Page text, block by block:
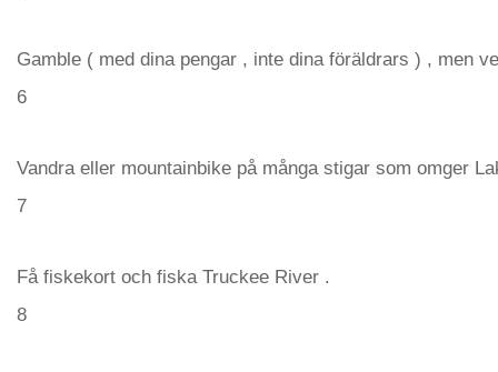
Gamble ( med dina pengar , inte dina föräldrars ) , men
6
Vandra eller mountainbike på många stigar som omger
7
Få fiskekort och fiska Truckee River .
8